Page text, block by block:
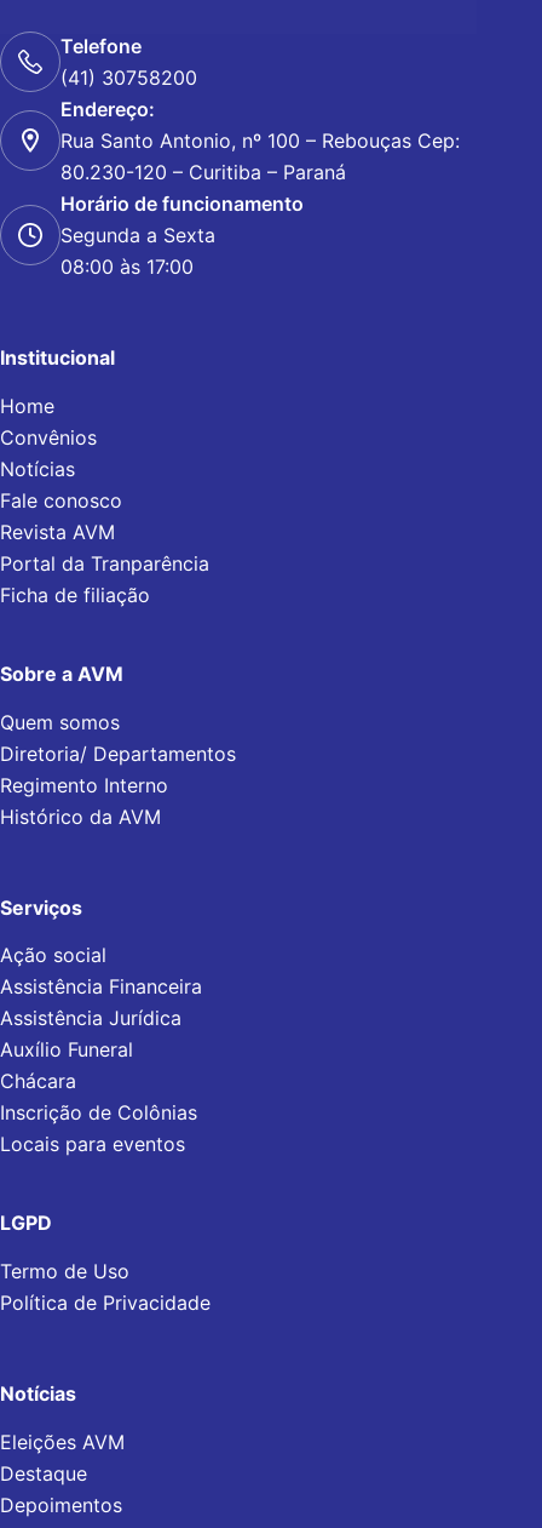
Telefone
(41) 30758200
Endereço:
Rua Santo Antonio, nº 100 – Rebouças Cep:
80.230-120 – Curitiba – Paraná
Horário de funcionamento
Segunda a Sexta
08:00 às 17:00
Institucional
Home
Convênios
Notícias
Fale conosco
Revista AVM
Portal da Tranparência
Ficha de filiação
Sobre a AVM
Quem somos
Diretoria/ Departamentos
Regimento Interno
Histórico da AVM
Serviços
Ação social
Assistência Financeira
Assistência Jurídica
Auxílio Funeral
Chácara
Inscrição de Colônias
Locais para eventos
LGPD
Termo de Uso
Política de Privacidade
Notícias
Eleições AVM
Destaque
Depoimentos